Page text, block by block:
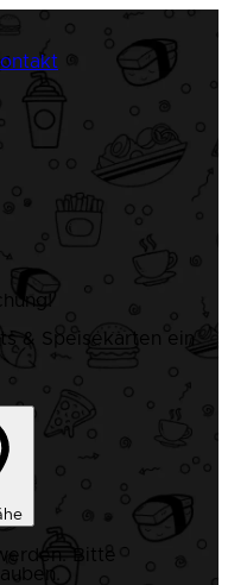
& Speisekarten ein
Bitte